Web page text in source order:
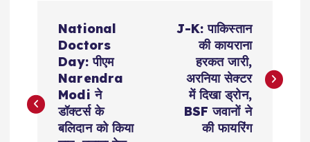
t
National
Doctors
Day: पीएम
Narendra
Modi ने
डॉक्टर्स के
बलिदान को किया
J-K: पाकिस्तान
की कायराना
हरकत जारी,
अरनिया सेक्टर
में दिखा ड्रोन,
BSF जवानों ने
की फायरिंग